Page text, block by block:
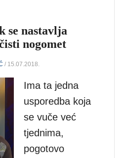
se nastavlja
nogomet
/ 15.07.2018.
Ima ta jedna
usporedba koja
se vuče već
tjednima,
pogotovo